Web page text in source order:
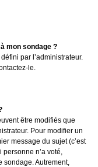
mon sondage ?
par l’administrateur.
le.
être modifiés que
Pour modifier un
message du sujet (c’est
n’a voté,
sondage. Autrement,